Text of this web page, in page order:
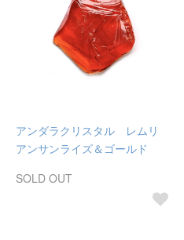
アンダラクリスタル レムリ
アンサンライズ＆ゴールド
SOLD OUT